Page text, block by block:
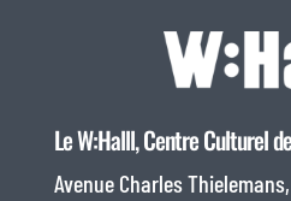
Le W:Halll, Centre Culturel
Avenue Charles